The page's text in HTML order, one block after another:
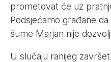
prometovat će uz
Podsjećamo građane
šume Marjan nije
U slučaju ranijeg